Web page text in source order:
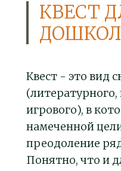
КВЕСТ
Квест - это вид
игрового), в
намеченной
преодоление
Понятно, что и